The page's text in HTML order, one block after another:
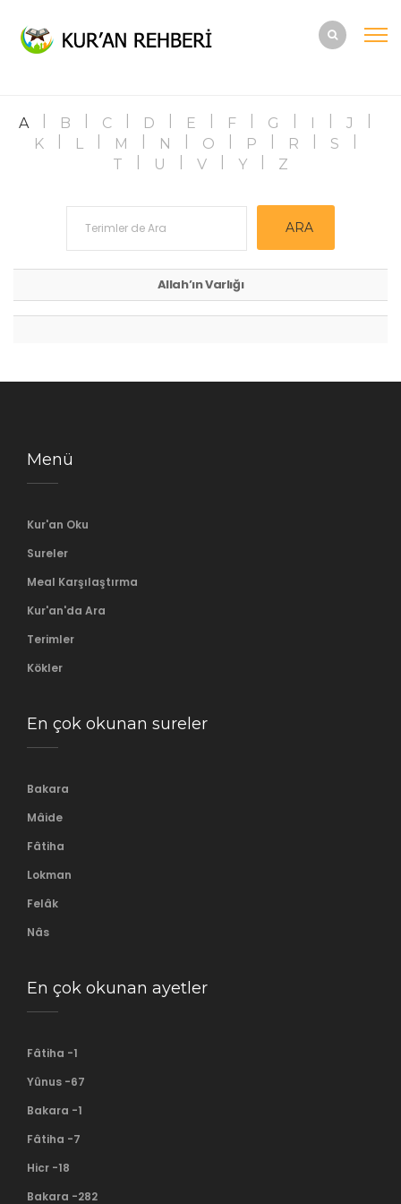
A B C D E F G I
J
K
L M N O P R
S
T
U V Y Z
Allah’ın Varlığı
Menü
Kur'an Oku
Sureler
Meal Karşılaştırma
Kur'an'da Ara
Terimler
Kökler
En çok okunan sureler
Bakara
Mâide
Fâtiha
Lokman
Felâk
Nâs
En çok okunan ayetler
Fâtiha -1
Yûnus -67
Bakara -1
Fâtiha -7
Hicr -18
Bakara -282